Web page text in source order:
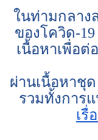
ในท่ามกลาง
ของโควิด-
เนื้อหาเพื่อ
ผ่านเนื้อหาชุด
รวมทั้งการ
เรื่